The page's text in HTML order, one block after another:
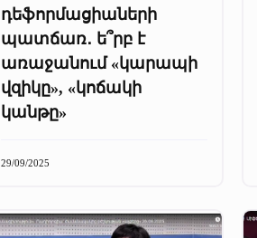
դեֆորմացիաների
պատճառ․ ե՞րբ է
առաջանում «կարապի
վզիկը», «կոճակի
կանթը»
29/09/2025